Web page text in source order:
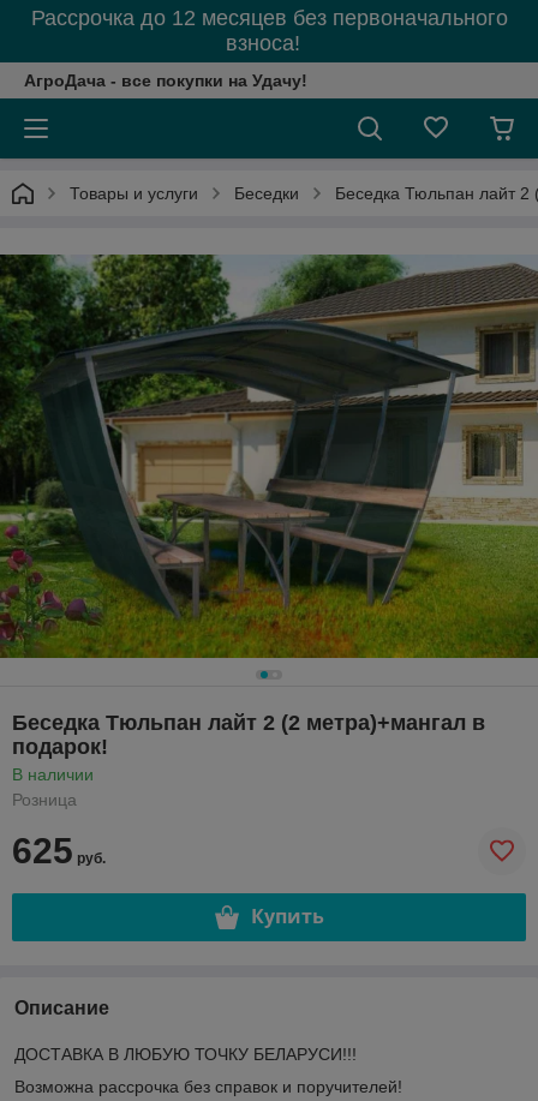
Рассрочка до 12 месяцев без первоначального
взноса!
АгроДача - все покупки на Удачу!
Товары и услуги Беседки Беседка Тюльпан лайт 2
Беседка Тюльпан лайт 2 (2 метра)+мангал в
подарок!
В наличии
Розница
625 руб.
Купить
Описание
ДОСТАВКА В ЛЮБУЮ ТОЧКУ БЕЛАРУСИ!!!
Возможна рассрочка без справок и поручителей!